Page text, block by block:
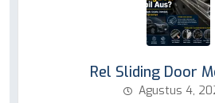
Rel Sliding Door
Agustus 4,